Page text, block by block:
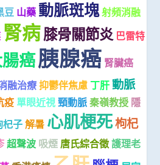
豆 山藥 動脈斑塊射頻消融
腎病膝骨關節炎 巴雷特
癌胰腺癌 腎臟癌
融治療 抑鬱伴焦慮 丁肝 動脈
疫 單眼近視 頸動脈 秦嶺教授 隱
杞子 解暑 心肌梗死枸杞
超聲波 吸煙 唐氏綜合徵護理老